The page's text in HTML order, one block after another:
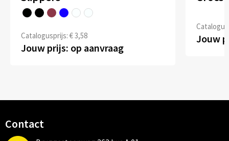
Catalogusprijs: € 3,58
Jouw prijs: op aanvraag
Jouw
Contact